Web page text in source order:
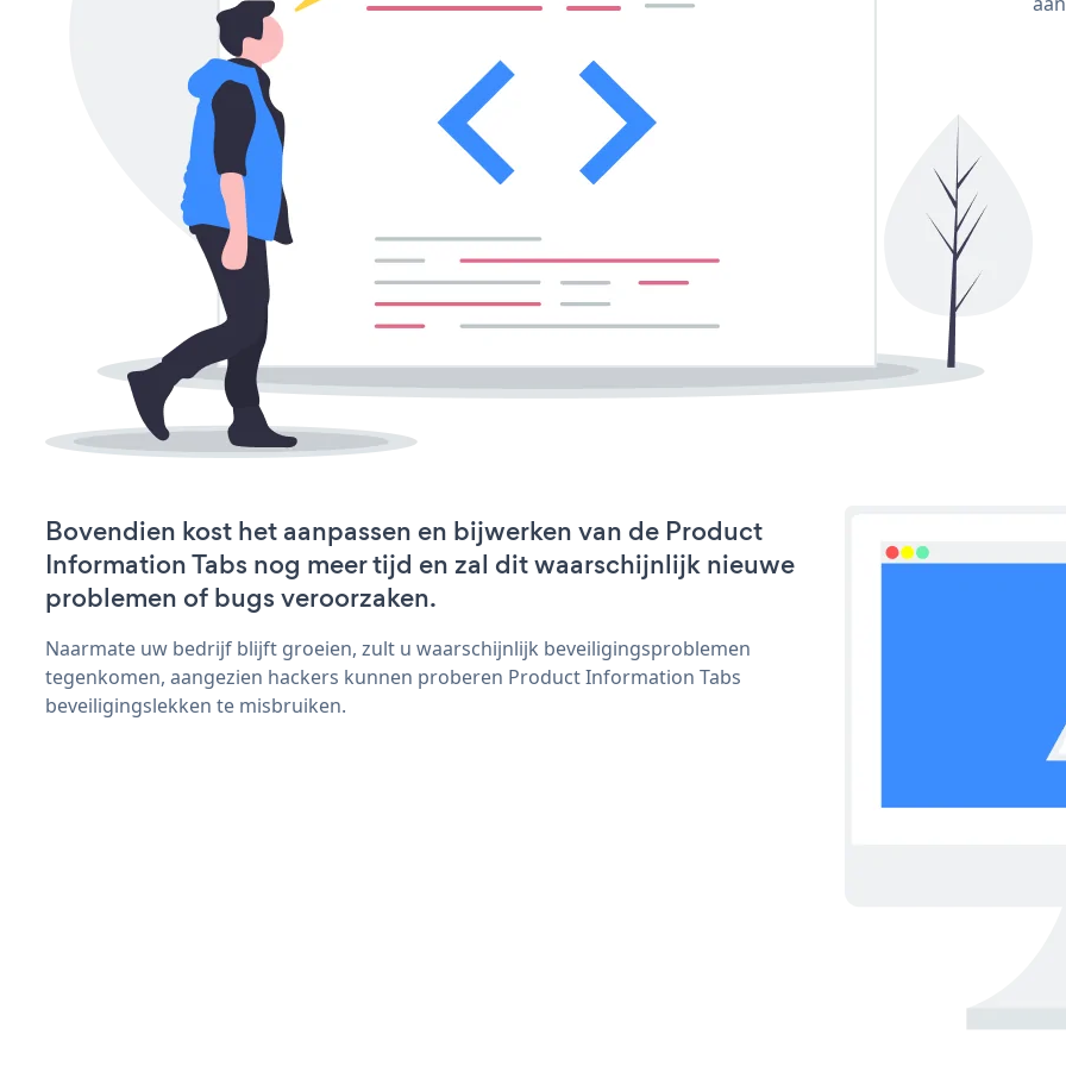
Bovendien kost het aanpassen en bijwerken van de Product
Information Tabs nog meer tijd en zal dit waarschijnlijk nieuwe
problemen of bugs veroorzaken.
Naarmate uw bedrijf blijft groeien, zult u waarschijnlijk beveiligingsproblemen
tegenkomen, aangezien hackers kunnen proberen Product Information Tabs
beveiligingslekken te misbruiken.